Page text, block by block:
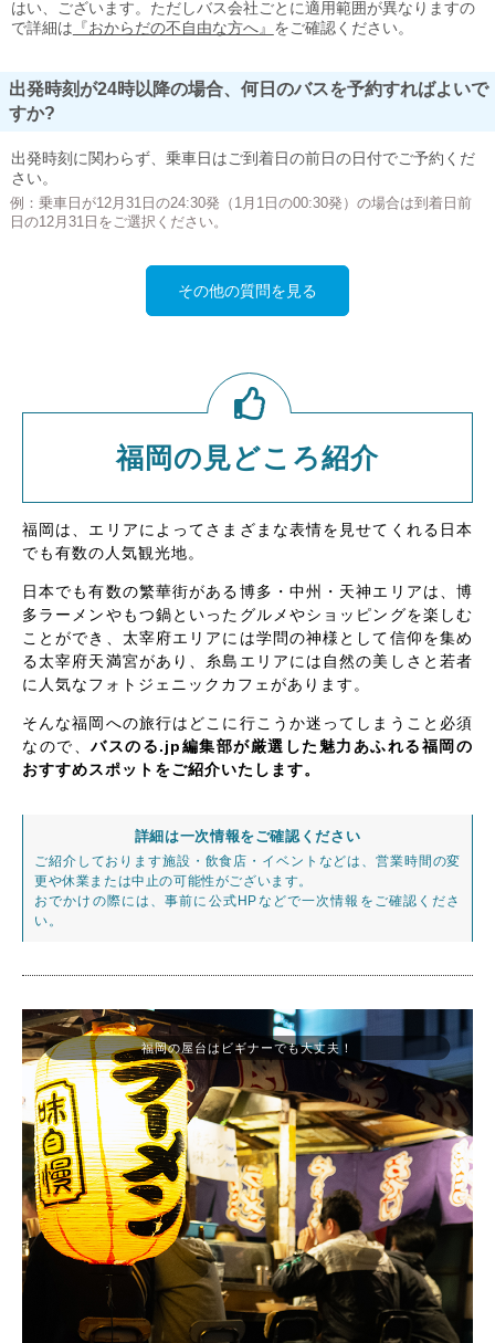
はい、ございます。ただしバス会社ごとに適用範囲が異なりますの
で詳細は 『おからだの不自由な方へ』 をご確認ください。
出発時刻が24時以降の場合、何日のバスを予約すればよいで
すか?
出発時刻に関わらず、乗車日はご到着日の前日の日付でご予約くだ
さい。
例：乗車日が12月31日の24:30発（1月1日の00:30発）の場合は到着日前
日の12月31日をご選択ください。
その他の質問を見る
福岡の見どころ紹介
福岡は、エリアによってさまざまな表情を見せてくれる日本
でも有数の人気観光地。
日本でも有数の繁華街がある博多・中州・天神エリアは、博
多ラーメンやもつ鍋といったグルメやショッピングを楽しむ
ことができ、太宰府エリアには学問の神様として信仰を集め
る太宰府天満宮があり、糸島エリアには自然の美しさと若者
に人気なフォトジェニックカフェがあります。
そんな福岡への旅行はどこに行こうか迷ってしまうこと必須
なので、バスのる.jp編集部が厳選した魅力あふれる福岡の
おすすめスポットをご紹介いたします。
詳細は一次情報をご確認ください
ご紹介しております施設・飲食店・イベントなどは、営業時間の変
更や休業または中止の可能性がございます。
おでかけの際には、事前に公式HPなどで一次情報をご確認くださ
い。
福岡の屋台はビギナーでも大丈夫！